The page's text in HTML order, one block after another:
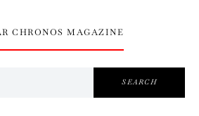
CHRONOS MAGAZINE
SEARCH